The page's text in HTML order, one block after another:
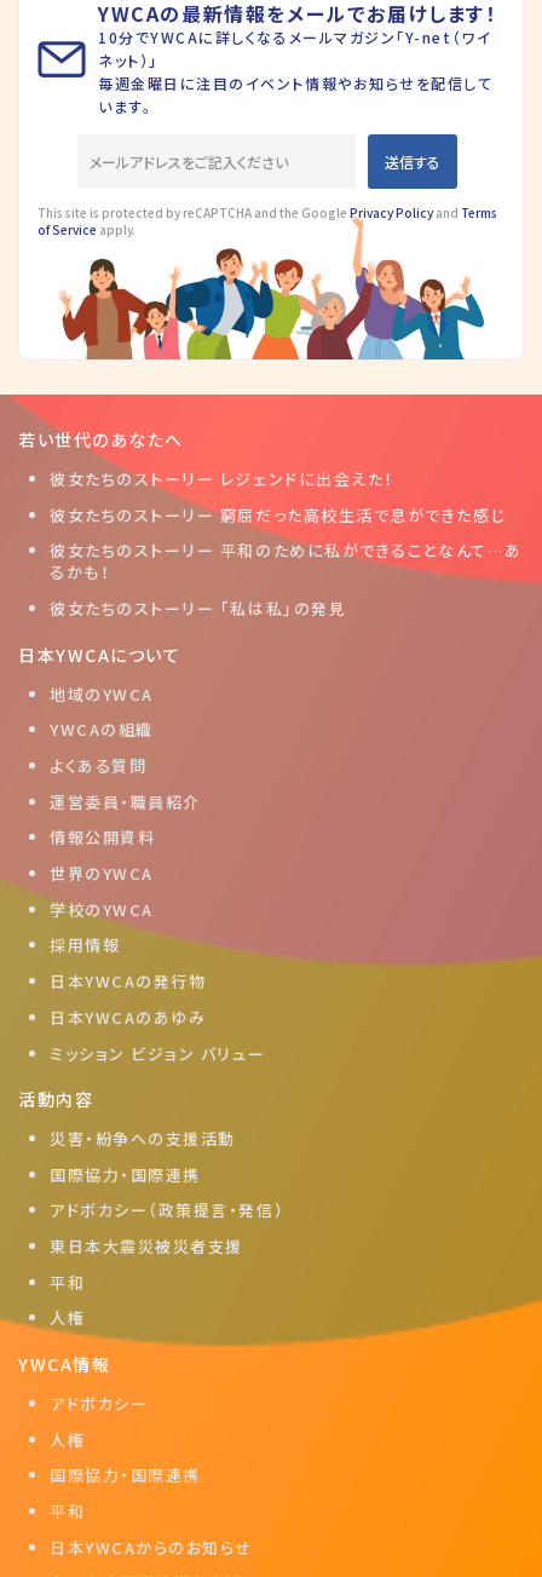
YWCAの最新情報をメールでお届けします！
10分でYWCAに詳しくなるメールマガジン「Y-net（ワイ
ネット）」
毎週金曜日に注目のイベント情報やお知らせを配信して
います。
This site is protected by reCAPTCHA and the Google Privacy Policyand Terms
of Service apply.
若い世代のあなたへ
彼女たちのストーリー レジェンドに出会えた！
彼女たちのストーリー 窮屈だった高校生活で息ができた感じ
彼女たちのストーリー 平和のために私ができることなんて…あ
るかも！
彼女たちのストーリー 「私は私」の発見
日本YWCAについて
地域のYWCA
YWCAの組織
よくある質問
運営委員・職員紹介
情報公開資料
世界のYWCA
学校のYWCA
採用情報
日本YWCAの発行物
日本YWCAのあゆみ
ミッション ビジョン バリュー
活動内容
災害・紛争への支援活動
国際協力・国際連携
アドボカシー（政策提言・発信）
東日本大震災被災者支援
平和
人権
YWCA情報
アドボカシー
人権
国際協力・国際連携
平和
日本YWCAからのお知らせ